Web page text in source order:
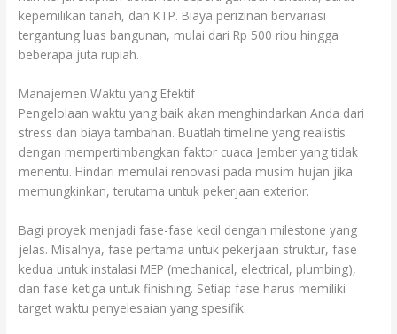
kepemilikan tanah, dan KTP. Biaya perizinan bervariasi
tergantung luas bangunan, mulai dari Rp 500 ribu hingga
beberapa juta rupiah.
Manajemen Waktu yang Efektif
Pengelolaan waktu yang baik akan menghindarkan Anda dari
stress dan biaya tambahan. Buatlah timeline yang realistis
dengan mempertimbangkan faktor cuaca Jember yang tidak
menentu. Hindari memulai renovasi pada musim hujan jika
memungkinkan, terutama untuk pekerjaan exterior.
Bagi proyek menjadi fase-fase kecil dengan milestone yang
jelas. Misalnya, fase pertama untuk pekerjaan struktur, fase
kedua untuk instalasi MEP (mechanical, electrical, plumbing),
dan fase ketiga untuk finishing. Setiap fase harus memiliki
target waktu penyelesaian yang spesifik.